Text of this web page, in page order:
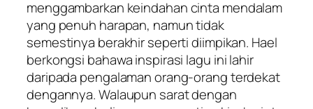
menggambarkan keindahan cinta mendalam
yang penuh harapan, namun tidak
semestinya berakhir seperti diimpikan. Hael
berkongsi bahawa inspirasi lagu ini lahir
daripada pengalaman orang-orang terdekat
dengannya. Walaupun sarat dengan